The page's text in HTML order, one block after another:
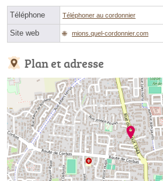
Téléphone Téléphoner au cordonnier
Site web mions.quel-cordonnier.com
Plan et adresse